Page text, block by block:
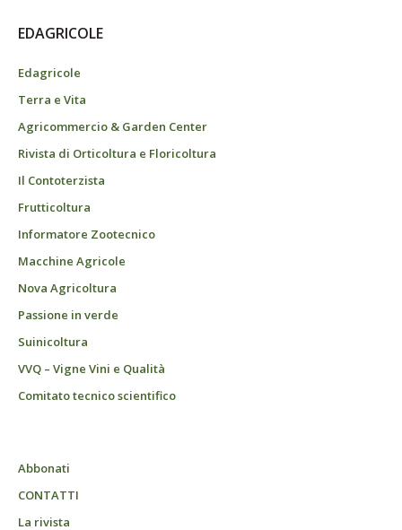
EDAGRICOLE
Edagricole
Terra e Vita
Agricommercio & Garden Center
Rivista di Orticoltura e Floricoltura
Il Contoterzista
Frutticoltura
Informatore Zootecnico
Macchine Agricole
Nova Agricoltura
Passione in verde
Suinicoltura
VVQ – Vigne Vini e Qualità
Comitato tecnico scientifico
Abbonati
CONTATTI
La rivista